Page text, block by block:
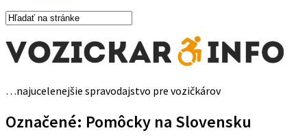
…najucelenejšie spravodajstvo pre vozičkárov
Označené: Pomôcky na Slovensku